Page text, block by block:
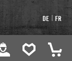
DE | FR